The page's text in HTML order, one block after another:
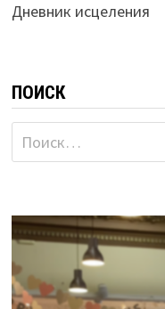
Дневник исцеления
ПОИСК
Найти: